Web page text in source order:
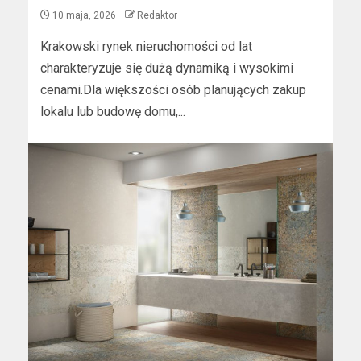
10 maja, 2026 Redaktor
Krakowski rynek nieruchomości od lat
charakteryzuje się dużą dynamiką i wysokimi
cenami.Dla większości osób planujących zakup
lokalu lub budowę domu,...